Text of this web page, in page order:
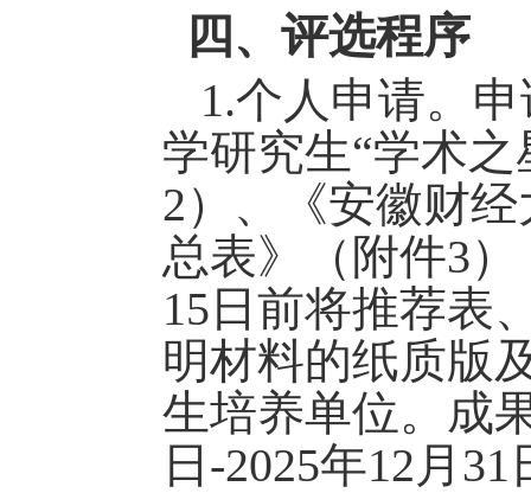
四 、评选程序
1.个人申请。
学研究生“学术之
2） 、 《安徽财经
总表》（附件3）
15日前将推荐表
明材料的纸质版
生培养单位。成
日-2025年12月31